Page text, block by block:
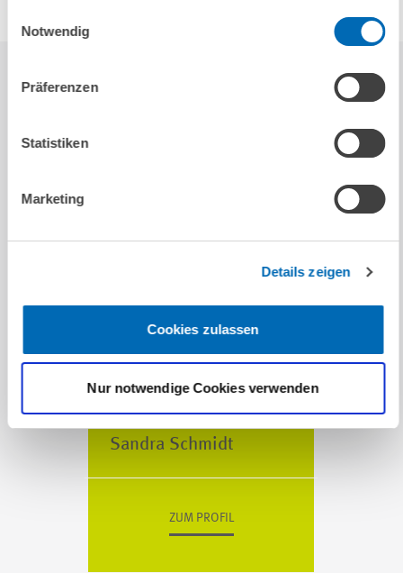
Notwendig
Präferenzen
Statistiken
Marketing
Details zeigen
Cookies zulassen
Nur notwendige Cookies verwenden
KONTAKT
Volker Kleff
Sandra Schmidt
ZUM PROFIL